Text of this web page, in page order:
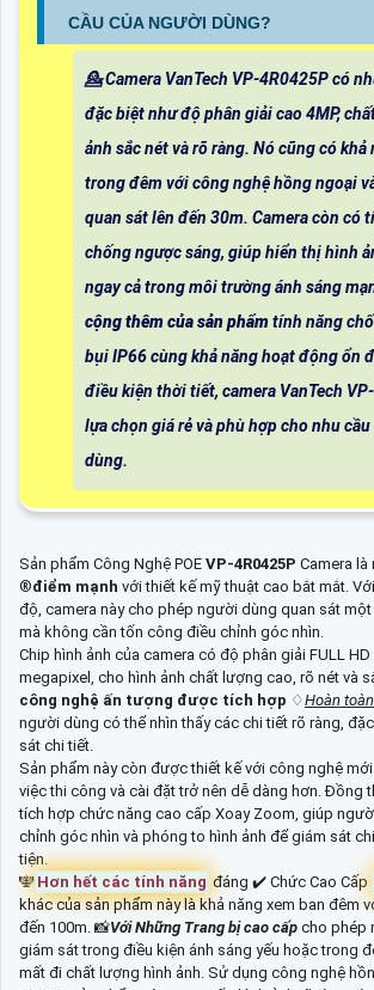
CẦU CỦA NGƯỜI DÙNG?
💁 Camera VanTech VP-4R0425P có
đặc biệt như độ phân giải cao 4MP,
ảnh sắc nét và rõ ràng. Nó cũng có khả
trong đêm với công nghệ hồng ngoại
quan sát lên đến 30m. Camera còn có
chống ngược sáng, giúp hiển thị hình
ngay cả trong môi trường ánh sáng
cộng thêm của sản phẩm tính năng
bụi IP66 cùng khả năng hoạt động ổn
điều kiện thời tiết, camera VanTech
lựa chọn giá rẻ và phù hợp cho nhu
dùng.
Sản phẩm Công Nghệ POE VP-4R0425P Camera
®️điểm mạnh với thiết kế mỹ thuật cao bắt mắt.
độ, camera này cho phép người dùng quan sát
mà không cần tốn công điều chỉnh góc nhìn.
Chip hình ảnh của camera có độ phân giải FULL HD
megapixel, cho hình ảnh chất lượng cao, rõ nét và
công nghệ ấn tượng được tích hợp ♢Hoàn
người dùng có thể nhìn thấy các chi tiết rõ ràng,
sát chi tiết.
Sản phẩm này còn được thiết kế với công nghệ mới
việc thi công và cài đặt trở nên dễ dàng hơn. Đồng
tích hợp chức năng cao cấp Xoay Zoom, giúp
chỉnh góc nhìn và phóng to hình ảnh để giám sát
tiện.
️🕎 Hơn hết các tính năng đáng ✔️ Chức Cao Cấp
khác của sản phẩm này là khả năng xem ban đêm
đến 100m. 📸Với Những Trang bị cao cấp cho phép
giám sát trong điều kiện ánh sáng yếu hoặc trong
mất đi chất lượng hình ảnh. Sử dụng công nghệ